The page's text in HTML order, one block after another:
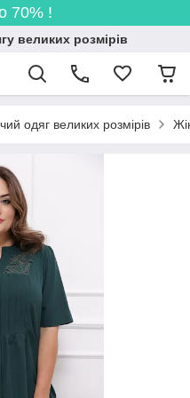
70% !
великих розмірів
одяг великих розмірів